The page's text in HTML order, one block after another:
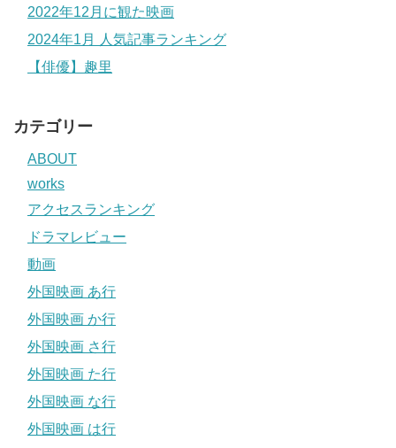
2022年12月に観た映画
2024年1月 人気記事ランキング
【俳優】趣里
カテゴリー
ABOUT
works
アクセスランキング
ドラマレビュー
動画
外国映画 あ行
外国映画 か行
外国映画 さ行
外国映画 た行
外国映画 な行
外国映画 は行